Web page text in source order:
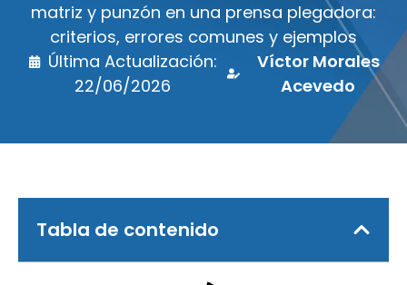
matriz y punzón en una prensa plegadora:
criterios, errores comunes y ejemplos
Última Actualización:
22/06/2026
Víctor Morales
Acevedo
Tabla de contenido